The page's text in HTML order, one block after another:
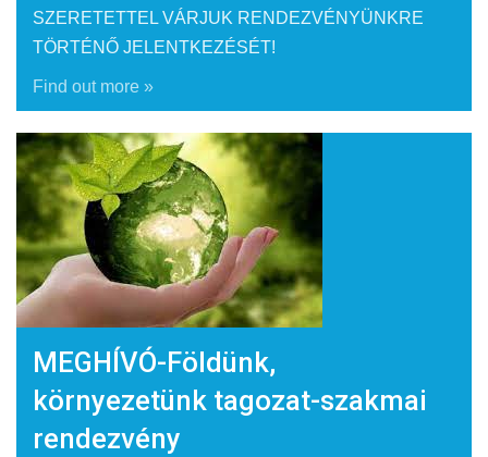
SZERETETTEL VÁRJUK RENDEZVÉNYÜNKRE
TÖRTÉNŐ JELENTKEZÉSÉT!
Find out more »
MEGHÍVÓ-Földünk,
környezetünk tagozat-szakmai
rendezvény